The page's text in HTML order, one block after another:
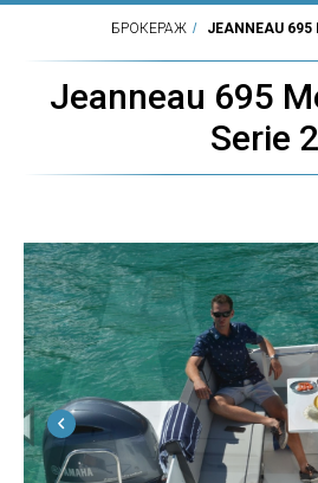
БРОКЕРАЖ / JEANNEAU 695
Jeanneau 695
Serie 2